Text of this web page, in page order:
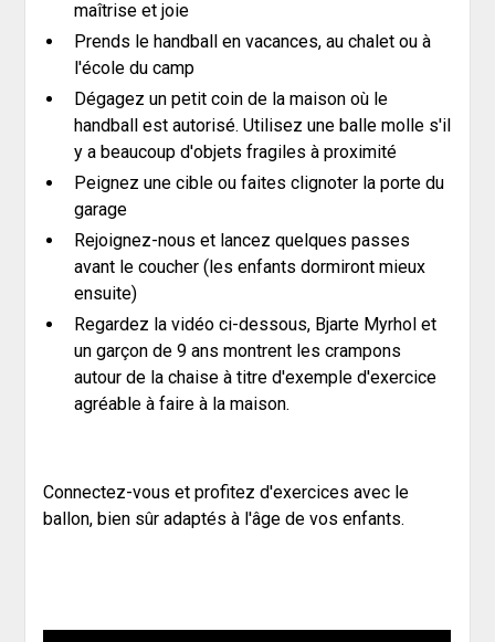
maîtrise et joie
Prends le handball en vacances, au chalet ou à
l'école du camp
Dégagez un petit coin de la maison où le
handball est autorisé. Utilisez une balle molle s'il
y a beaucoup d'objets fragiles à proximité
Peignez une cible ou faites clignoter la porte du
garage
Rejoignez-nous et lancez quelques passes
avant le coucher (les enfants dormiront mieux
ensuite)
Regardez la vidéo ci-dessous, Bjarte Myrhol et
un garçon de 9 ans montrent les crampons
autour de la chaise à titre d'exemple d'exercice
agréable à faire à la maison.
Connectez-vous et profitez d'exercices avec le
ballon, bien sûr adaptés à l'âge de vos enfants.